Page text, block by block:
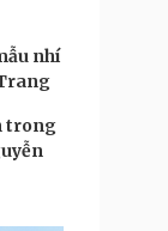
nhí
trong